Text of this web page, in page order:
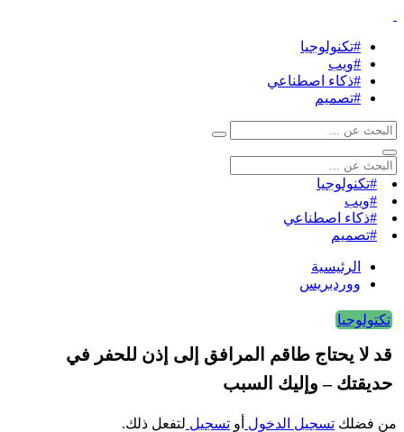
#تكنولوجيا
#ويب
#ذكاء اصطناعي
#تصميم
#تكنولوجيا
#ويب
#ذكاء اصطناعي
#تصميم
الرئيسية
ووردبريس
تكتولوجيا
قد لا يحتاج طاقم المرافق إلى إذن للحفر في
حديقتك – وإليك السبب
من فضلك تسجيل الدخول أو تسجيل لتفعل ذلك.